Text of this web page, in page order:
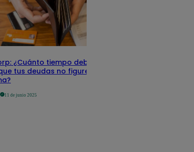
¿Cuánto tiempo debe pasar
tus deudas no figuren en su
11 de junio 2025